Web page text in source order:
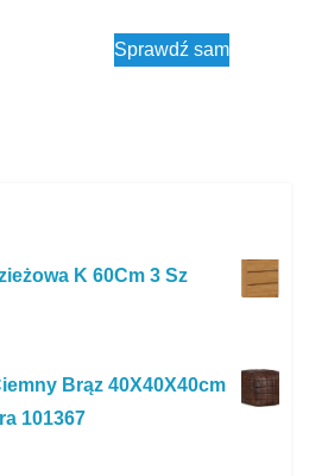
Sprawdź sam
K 60Cm 3 Sz
Brąz 40X40X40cm
101367